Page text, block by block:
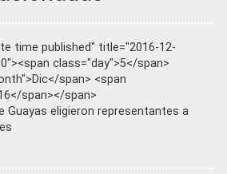
time published" title="2016-12-
class="day">5</span>
span> <span
span></span>
Guayas eligieron representantes a